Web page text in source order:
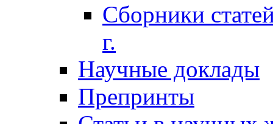
Сборники
г.
Научные доклады
Препринты